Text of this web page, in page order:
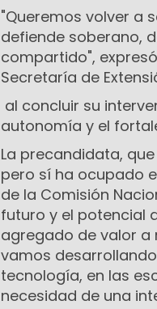
"Queremos volver a
defiende soberano,
compartido",
Secretaría de
al concluir su
autonomía y el
La precandidata,
pero sí ha ocupado
de la Comisión
futuro y el potencial
agregado de valor a
vamos
tecnología, en las
necesidad de una